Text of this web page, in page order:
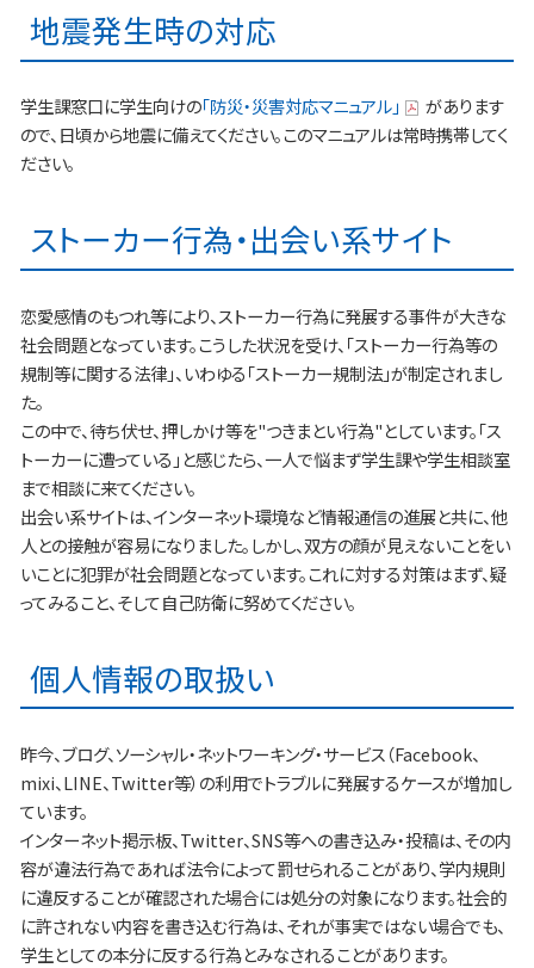
地震発生時の対応
学生課窓口に学生向けの「防災・災害対応マニュアル」
があります
ので、日頃から地震に備えてください。このマニュアルは常時携帯してく
ださい。
ストーカー行為・出会い系サイト
恋愛感情のもつれ等により、ストーカー行為に発展する事件が大きな
社会問題となっています。こうした状況を受け、「ストーカー行為等の
規制等に関する法律」、いわゆる「ストーカー規制法」が制定されまし
た。
この中で、待ち伏せ、押しかけ等を"つきまとい行為"としています。「ス
トーカーに遭っている」と感じたら、一人で悩まず学生課や学生相談室
まで相談に来てください。
出会い系サイトは、インターネット環境など情報通信の進展と共に、他
人との接触が容易になりました。しかし、双方の顔が見えないことをい
いことに犯罪が社会問題となっています。これに対する対策はまず、疑
ってみること、そして自己防衛に努めてください。
個人情報の取扱い
昨今、ブログ、ソーシャル・ネットワーキング・サービス（Facebook、
mixi、LINE、Twitter等）の利用でトラブルに発展するケースが増加し
ています。
インターネット掲示板、Twitter、SNS等への書き込み・投稿は、その内
容が違法行為であれば法令によって罰せられることがあり、学内規則
に違反することが確認された場合には処分の対象になります。社会的
に許されない内容を書き込む行為は、それが事実ではない場合でも、
学生としての本分に反する行為とみなされることがあります。